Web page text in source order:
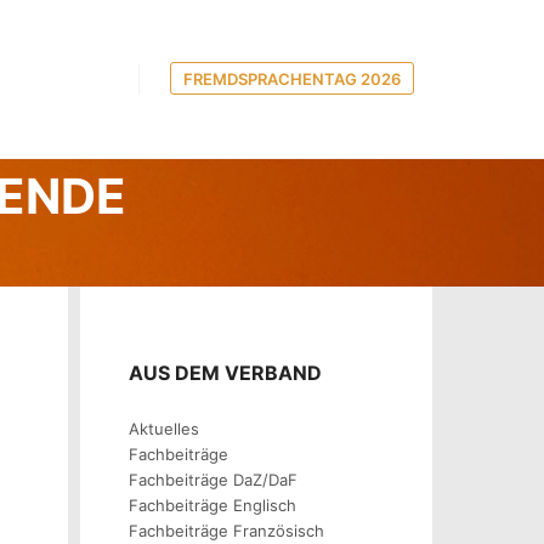
FREMDSPRACHENTAG 2026
AUS DEM VERBAND
Aktuelles
Fachbeiträge
Fachbeiträge DaZ/DaF
Fachbeiträge Englisch
Fachbeiträge Französisch